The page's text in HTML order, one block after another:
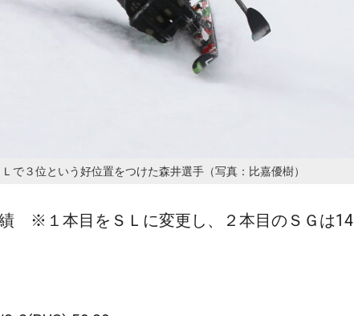
で３位という好位置をつけた森井選手（写真：比嘉優樹）
※１本目をＳＬに変更し、２本目のＳＧは14